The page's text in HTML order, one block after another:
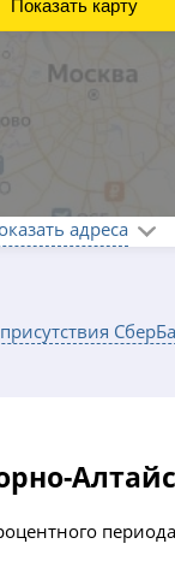
адреса
Показать карту